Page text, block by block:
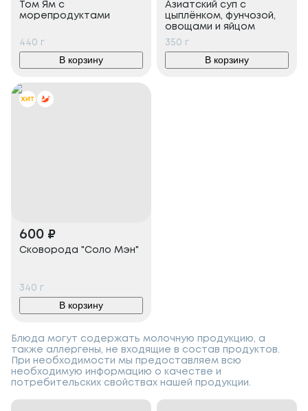
Том Ям с
морепродуктами
440 г
В корзину
Азиатский суп с
цыплёнком, фунчозой,
овощами и яйцом
350 г
В корзину
600 ₽
Сковорода "Соло Мэн"
340 г
В корзину
Блюда могут содержать молочную продукцию, а
также аллергены, не входящие в состав продуктов.
При необходимости мы предоставляем всю
необходимую информацию о качестве и
потребительских свойствах нашей продукции.